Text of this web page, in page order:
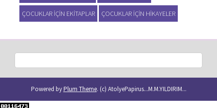
ÇOCUKLAR IÇIN EKITAPLAR ÇOCUKLAR IÇIN HIKAYELER
Powered byPlum Theme. (c) AtolyePapirus...M.M.YILDIRIM...